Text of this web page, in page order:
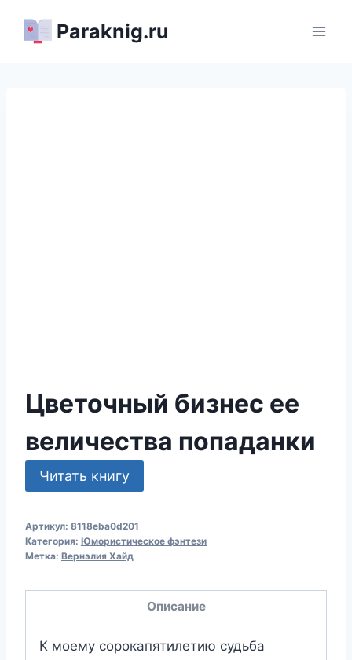
Paraknig.ru
Цветочный бизнес ее
величества попаданки
Читать книгу
Артикул: 8118eba0d201
Категория: Юмористическое фэнтези
Метка: Вернэлия Хайд
Описание
К моему сорокапятилетию судьба